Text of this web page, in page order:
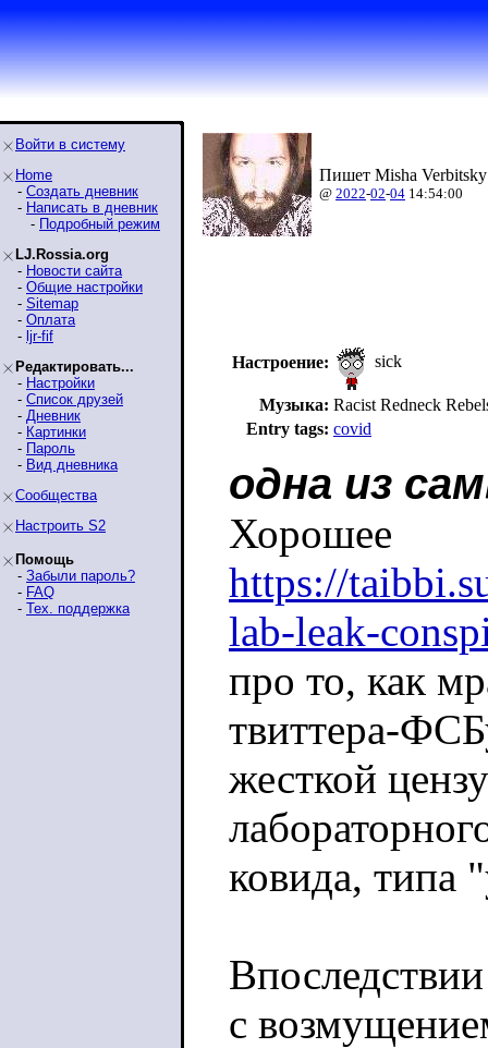
Войти в систему
Home
- Создать дневник
- Написать в дневник
- Подробный режим
LJ.Rossia.org
- Новости сайта
- Общие настройки
- Sitemap
- Оплата
- ljr-fif
Редактировать...
- Настройки
- Список друзей
- Дневник
- Картинки
- Пароль
- Вид дневника
Сообщества
Настроить S2
Помощь
- Забыли пароль?
- FAQ
- Тех. поддержка
Пишет Misha
@ 2022-02-04 14:54:00
Настроение: sick
Музыка: Racist Redneck
Entry tags: covid
одна из
Хорошее
https://
lab-leak-
про то, как
твиттера-
жесткой
ковида, типа
с